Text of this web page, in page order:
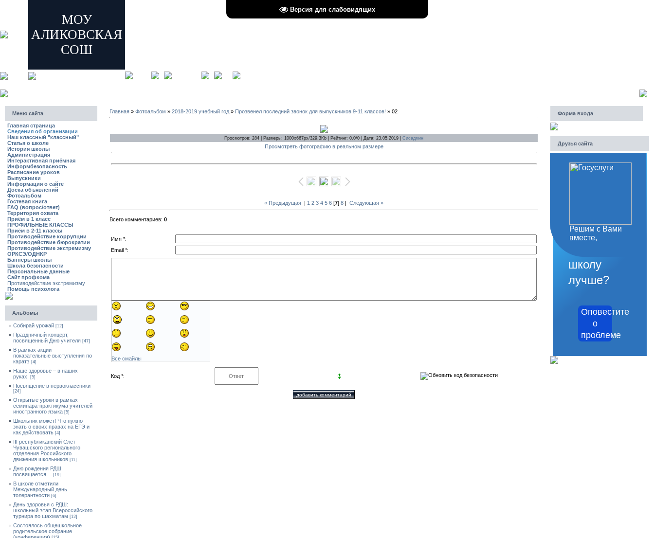
Версия для слабовидящих
МОУ
АЛИКОВСКАЯ
СОШ
Меню сайта
Главная страница
Сведения об организации
Наш классный "классный"
Статья о школе
История школы
Администрация
Интерактивная приёмная
Информбезопасность
Расписание уроков
Выпускники
Информация о сайте
Доска объявлений
Фотоальбом
Гостевая книга
FAQ (вопрос/ответ)
Территория охвата
Приём в 1 класс
ПРОФИЛЬНЫЕ КЛАССЫ
Приём в 2-11 классы
Противодействие коррупции
Противодействие бюрократии
Противодействие экстремизму
ОРКСЭ/ОДНКР
Баннеры школы
Школа безопасности
Персональные данные
Сайт профкома
Противодействие экстремизму
Помощь психолога
Альбомы
Собирай урожай [12]
Праздничный концерт,
посвященный Дню учителя [47]
В рамках акции –
показательные выступления по
каратэ [4]
Наше здоровье – в наших
руках! [5]
Посвящение в первоклассники
[24]
Открытые уроки в рамках
семинара-практикума учителей
иностранного языка [5]
Школьник может! Что нужно
знать о своих правах на ЕГЭ и
как действовать [4]
III республиканский Слет
Чувашского регионального
отделения Российского
движения школьников [11]
Дню рождения РДШ
посвящается…
[19]
В школе отметили
Международный день
толерантности [6]
День здоровья с РДШ:
школьный этап Всероссийского
турнира по шахматам [12]
Состоялось общешкольное
родительское собрание
Главная » Фотоальбом » 2018-2019 учебный год » Прозвенел последний звонок для выпускников 9-11 классов! » 02
Просмотров: 284 | Размеры: 1000x667px/329.3Kb | Рейтинг: 0.0/0 | Дата: 23.05.2019 | Сисадмин
Просмотреть фотографию в реальном размере
« Предыдущая | 1 2 3 4 5 6 [7] 8 | Следующая »
Всего комментариев: 0
Имя *:
Email *:
Все смайлы
Код *:
Форма входа
Друзья сайта
Решим с Вами
вместе,
как
школу
лучше?
Оповестите
о
проблеме